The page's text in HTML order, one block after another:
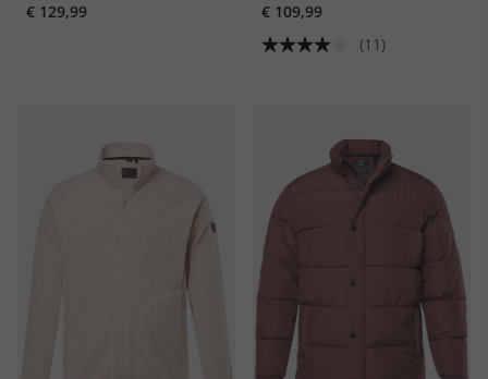
materialen, tot 7XL
€ 129,99
€ 109,99
(11)